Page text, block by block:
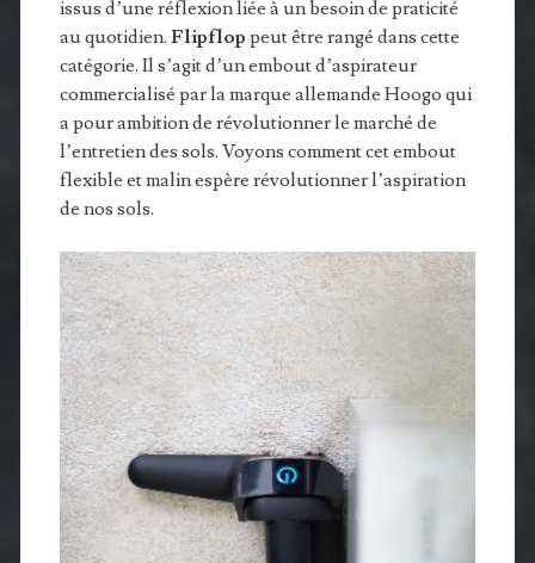
issus d’une réflexion liée à un besoin de praticité
au quotidien. Flipflop peut être rangé dans cette
catégorie. Il s’agit d’un embout d’aspirateur
commercialisé par la marque allemande Hoogo qui
a pour ambition de révolutionner le marché de
l’entretien des sols. Voyons comment cet embout
flexible et malin espère révolutionner l’aspiration
de nos sols.